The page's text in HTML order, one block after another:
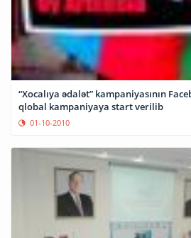
“Xocalıya ədalət” kampaniyasının
qlobal kampaniyaya start verilib
01-10-2010